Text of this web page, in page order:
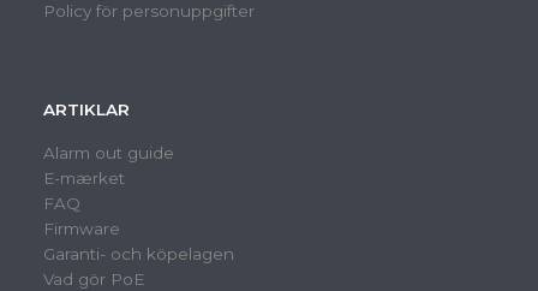
Policy för personuppgifter
ARTIKLAR
Alarm out guide
E-mærket
FAQ
Firmware
Garanti- och köpelagen
Vad gör PoE